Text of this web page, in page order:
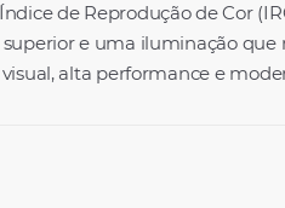
de Reprodução de Cor
e uma iluminação que
alta performance e